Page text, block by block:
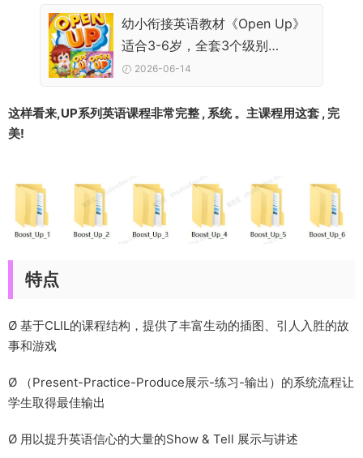
幼小衔接英语教材《Open Up》
适合3-6岁，全套3个级别
（Starter,1,2级）学生书+练习册
2026-06-14
这样看来,UP系列英语课程非常完整 , 系统 。主课程用这套 , 完
美!
特点
Ø 基于CLIL的课程结构，提供了丰富生动的插图、引人入胜的故
事和游戏
Ø （Present-Practice-Produce展示-练习-输出）的系统流程让
学生取得最佳输出
Ø 用以提升英语信心的大量的Show & Tell 展示与讲述